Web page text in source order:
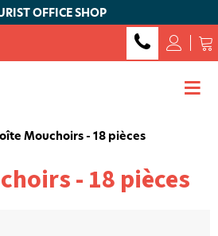
OFFICE SHOP
Mouchoirs - 18 pièces
- 18 pièces